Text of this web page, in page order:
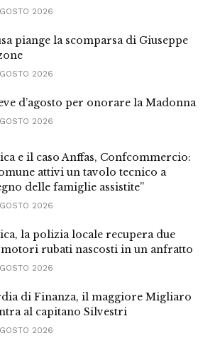
2026
piange la scomparsa di Giuseppe
2026
d’agosto per onorare la Madonna
2026
e il caso Anffas, Confcommercio:
attivi un tavolo tecnico a
delle famiglie assistite”
2026
la polizia locale recupera due
rubati nascosti in un anfratto
2026
di Finanza, il maggiore Migliaro
al capitano Silvestri
2026